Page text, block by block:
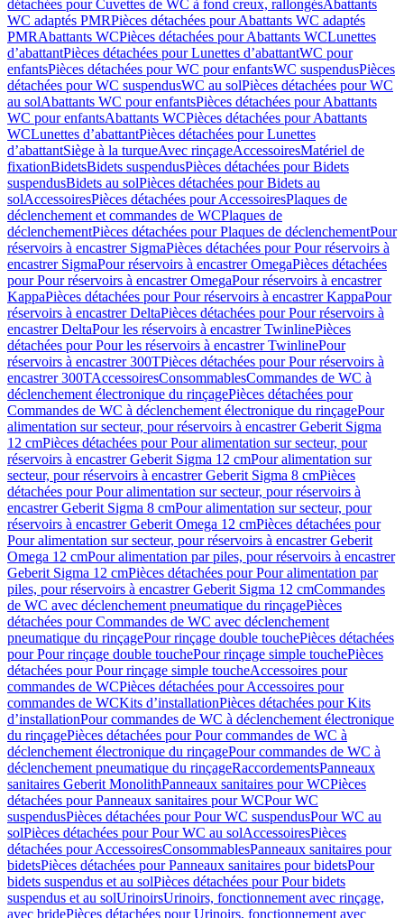
détachées pour Cuvettes de WC à fond creux, rallongésAbattants
WC adaptés PMRPièces détachées pour Abattants WC adaptés
PMRAbattants WCPièces détachées pour Abattants WCLunettes
d’abattantPièces détachées pour Lunettes d’abattantWC pour
enfantsPièces détachées pour WC pour enfantsWC suspendusPièces
détachées pour WC suspendusWC au solPièces détachées pour WC
au solAbattants WC pour enfantsPièces détachées pour Abattants
WC pour enfantsAbattants WCPièces détachées pour Abattants
WCLunettes d’abattantPièces détachées pour Lunettes
d’abattantSiège à la turqueAvec rinçageAccessoiresMatériel de
fixationBidetsBidets suspendusPièces détachées pour Bidets
suspendusBidets au solPièces détachées pour Bidets au
solAccessoiresPièces détachées pour AccessoiresPlaques de
déclenchement et commandes de WCPlaques de
déclenchementPièces détachées pour Plaques de déclenchementPour
réservoirs à encastrer SigmaPièces détachées pour Pour réservoirs à
encastrer SigmaPour réservoirs à encastrer OmegaPièces détachées
pour Pour réservoirs à encastrer OmegaPour réservoirs à encastrer
KappaPièces détachées pour Pour réservoirs à encastrer KappaPour
réservoirs à encastrer DeltaPièces détachées pour Pour réservoirs à
encastrer DeltaPour les réservoirs à encastrer TwinlinePièces
détachées pour Pour les réservoirs à encastrer TwinlinePour
réservoirs à encastrer 300TPièces détachées pour Pour réservoirs à
encastrer 300TAccessoiresConsommablesCommandes de WC à
déclenchement électronique du rinçagePièces détachées pour
Commandes de WC à déclenchement électronique du rinçagePour
alimentation sur secteur, pour réservoirs à encastrer Geberit Sigma
12 cmPièces détachées pour Pour alimentation sur secteur, pour
réservoirs à encastrer Geberit Sigma 12 cmPour alimentation sur
secteur, pour réservoirs à encastrer Geberit Sigma 8 cmPièces
détachées pour Pour alimentation sur secteur, pour réservoirs à
encastrer Geberit Sigma 8 cmPour alimentation sur secteur, pour
réservoirs à encastrer Geberit Omega 12 cmPièces détachées pour
Pour alimentation sur secteur, pour réservoirs à encastrer Geberit
Omega 12 cmPour alimentation par piles, pour réservoirs à encastrer
Geberit Sigma 12 cmPièces détachées pour Pour alimentation par
piles, pour réservoirs à encastrer Geberit Sigma 12 cmCommandes
de WC avec déclenchement pneumatique du rinçagePièces
détachées pour Commandes de WC avec déclenchement
pneumatique du rinçagePour rinçage double touchePièces détachées
pour Pour rinçage double touchePour rinçage simple touchePièces
détachées pour Pour rinçage simple toucheAccessoires pour
commandes de WCPièces détachées pour Accessoires pour
commandes de WCKits d’installationPièces détachées pour Kits
d’installationPour commandes de WC à déclenchement électronique
du rinçagePièces détachées pour Pour commandes de WC à
déclenchement électronique du rinçagePour commandes de WC à
déclenchement pneumatique du rinçageRaccordementsPanneaux
sanitaires Geberit MonolithPanneaux sanitaires pour WCPièces
détachées pour Panneaux sanitaires pour WCPour WC
suspendusPièces détachées pour Pour WC suspendusPour WC au
solPièces détachées pour Pour WC au solAccessoiresPièces
détachées pour AccessoiresConsommablesPanneaux sanitaires pour
bidetsPièces détachées pour Panneaux sanitaires pour bidetsPour
bidets suspendus et au solPièces détachées pour Pour bidets
suspendus et au solUrinoirsUrinoirs, fonctionnement avec rinçage,
avec bridePièces détachées pour Urinoirs, fonctionnement avec